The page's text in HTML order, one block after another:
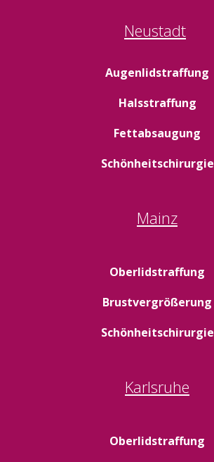
Neustadt
Augenlidstraffung
Halsstraffung
Fettabsaugung
Schönheitschirurgie
Mainz
Oberlidstraffung
Brustvergrößerung
Schönheitschirurgie
Karlsruhe
Oberlidstraffung